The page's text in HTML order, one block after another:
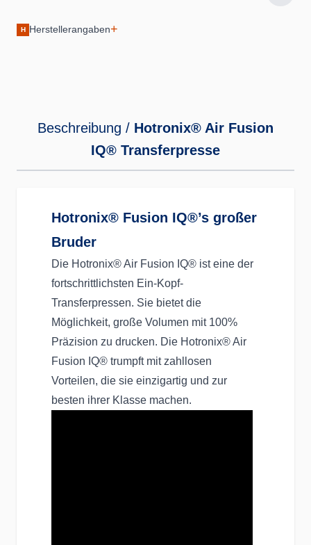
H Herstellerangaben+
Beschreibung / Hotronix® Air Fusion
IQ® Transferpresse
Hotronix® Fusion IQ®’s großer
Bruder
Die Hotronix® Air Fusion IQ® ist eine der
fortschrittlichsten Ein-Kopf-
Transferpressen. Sie bietet die
Möglichkeit, große Volumen mit 100%
Präzision zu drucken. Die Hotronix® Air
Fusion IQ® trumpft mit zahllosen
Vorteilen, die sie einzigartig und zur
besten ihrer Klasse machen.